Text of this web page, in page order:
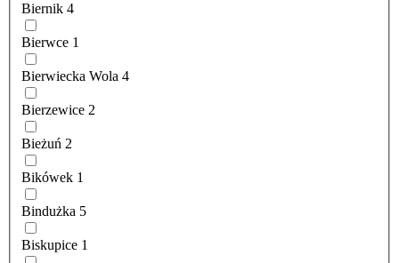
Biernik 4
Bierwce 1
Bierwiecka Wola 4
Bierzewice 2
Bieżuń 2
Bikówek 1
Bindużka 5
Biskupice 1